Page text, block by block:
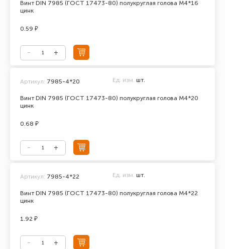
Винт DIN 7985 (ГОСТ 17473-80) полукруглая голова М4*16
цинк
0.59 ₽
Винт DIN 7985 (ГОСТ 17473-80) полукруглая голова М4*20
цинк
Артикул: 7985-4*20 Ед. изм. шт.
0.68 ₽
Винт DIN 7985 (ГОСТ 17473-80) полукруглая голова М4*22
цинк
Артикул: 7985-4*22 Ед. изм. шт.
1.92 ₽